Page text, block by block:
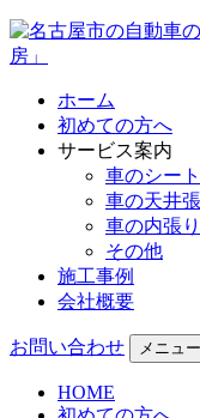
ホーム
初めての方へ
サービス案内
車のシー
車の天井
車の内張り
その他
施工事例
会社概要
お問い合わせ メニュ
HOME